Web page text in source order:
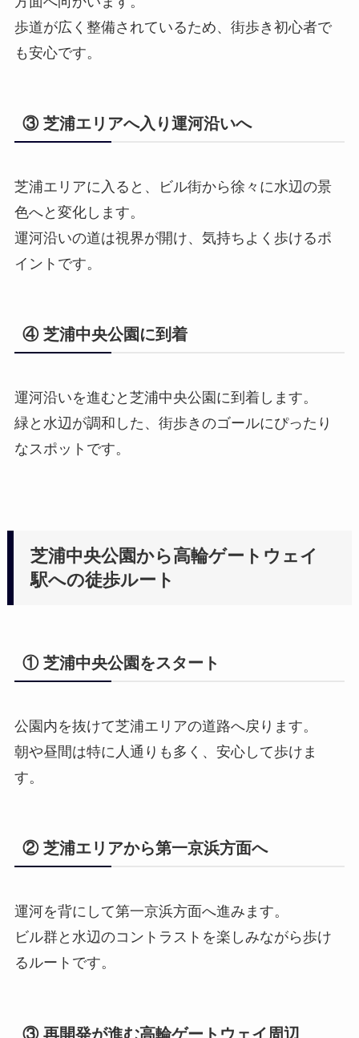
歩道が広く整備されているため、街歩き初心者で
も安心です。
③ 芝浦エリアへ入り運河沿いへ
芝浦エリアに入ると、ビル街から徐々に水辺の景
色へと変化します。
運河沿いの道は視界が開け、気持ちよく歩けるポ
イントです。
④ 芝浦中央公園に到着
運河沿いを進むと芝浦中央公園に到着します。
緑と水辺が調和した、街歩きのゴールにぴったり
なスポットです。
芝浦中央公園から高輪ゲートウェイ
駅への徒歩ルート
① 芝浦中央公園をスタート
公園内を抜けて芝浦エリアの道路へ戻ります。
朝や昼間は特に人通りも多く、安心して歩けま
す。
② 芝浦エリアから第一京浜方面へ
運河を背にして第一京浜方面へ進みます。
ビル群と水辺のコントラストを楽しみながら歩け
るルートです。
③ 再開発が進む高輪ゲートウェイ周辺